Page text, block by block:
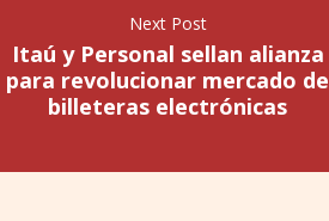
Next Post
Itaú y Personal sellan alianza
para revolucionar mercado de
billeteras electrónicas